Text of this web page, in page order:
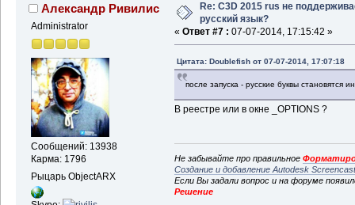
Александр Ривилис
Administrator
Сообщений: 13938
Карма: 1796
Рыцарь ObjectARX
Re: C3D 2015 rus не
русский язык?
« Ответ #7 : 07-07-2014, 17:15:42 »
Цитата: Doublefish от 07-07-2014, 17:07:18
после запуска - русские буквы становятся
В реестре или в окне _OPTIONS ?
Не забывайте про правильное
Создание и добавление Autodesk
Если Вы задали вопрос и на форуме
Решение